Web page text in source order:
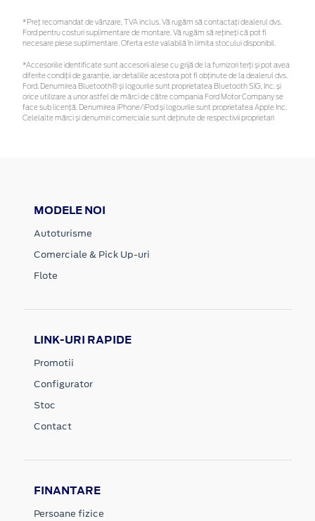
*Preţ recomandat de vânzare, TVA inclus. Vă rugăm să contactaţi dealerul dvs.
Ford pentru costuri suplimentare de montare. Vă rugăm să rețineți că pot fi
necesare piese suplimentare. Oferta este valabilă în limita stocului disponibil.
*Accesoriile identificate sunt accesorii alese cu grijă de la furnizori terți și pot avea
diferite condiții de garanție, iar detaliile acestora pot fi obținute de la dealerul dvs.
Ford. Denumirea Bluetooth® și logourile sunt proprietatea Bluetooth SIG, Inc. și
orice utilizare a unor astfel de mărci de către compania Ford Motor Company se
face sub licență. Denumirea iPhone/iPod și logourile sunt proprietatea Apple Inc.
Celelalte mărci și denumiri comerciale sunt deținute de respectivii proprietari
MODELE NOI
Autoturisme
Comerciale & Pick Up-uri
Flote
LINK-URI RAPIDE
Promotii
Configurator
Stoc
Contact
FINANTARE
Persoane fizice